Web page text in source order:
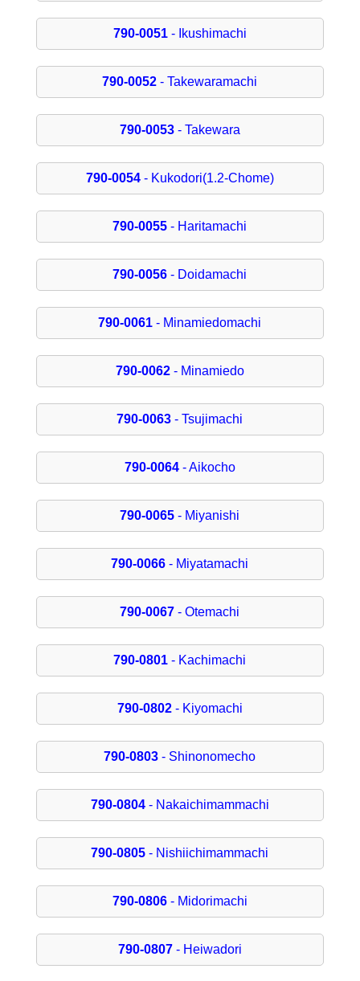
790-0051- Ikushimachi
790-0052 - Takewaramachi
790-0053- Takewara
790-0054- Kukodori(1.2-Chome)
790-0055 - Haritamachi
790-0056 - Doidamachi
790-0061 - Minamiedomachi
790-0062- Minamiedo
790-0063 - Tsujimachi
790-0064- Aikocho
790-0065 - Miyanishi
790-0066 - Miyatamachi
790-0067 - Otemachi
790-0801 - Kachimachi
790-0802- Kiyomachi
790-0803 - Shinonomecho
790-0804- Nakaichimammachi
790-0805 - Nishiichimammachi
790-0806- Midorimachi
790-0807- Heiwadori